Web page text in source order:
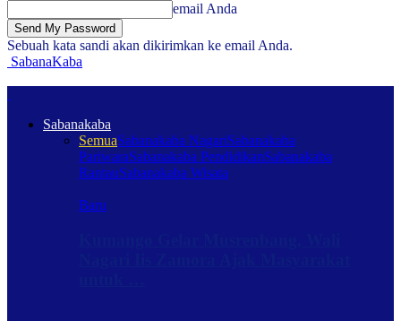
email Anda
Sebuah kata sandi akan dikirimkan ke email Anda.
SabanaKaba
Sabanakaba
SemuaSabanakaba NagariSabanakaba
PariwaraSabanakaba PendidikanSabanakaba
RantauSabanakaba Wisata
Baru